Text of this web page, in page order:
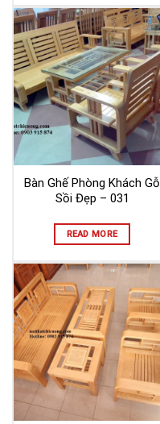
Bàn Ghế Phòng Khách Gỗ
Sồi Đẹp – 031
READ MORE